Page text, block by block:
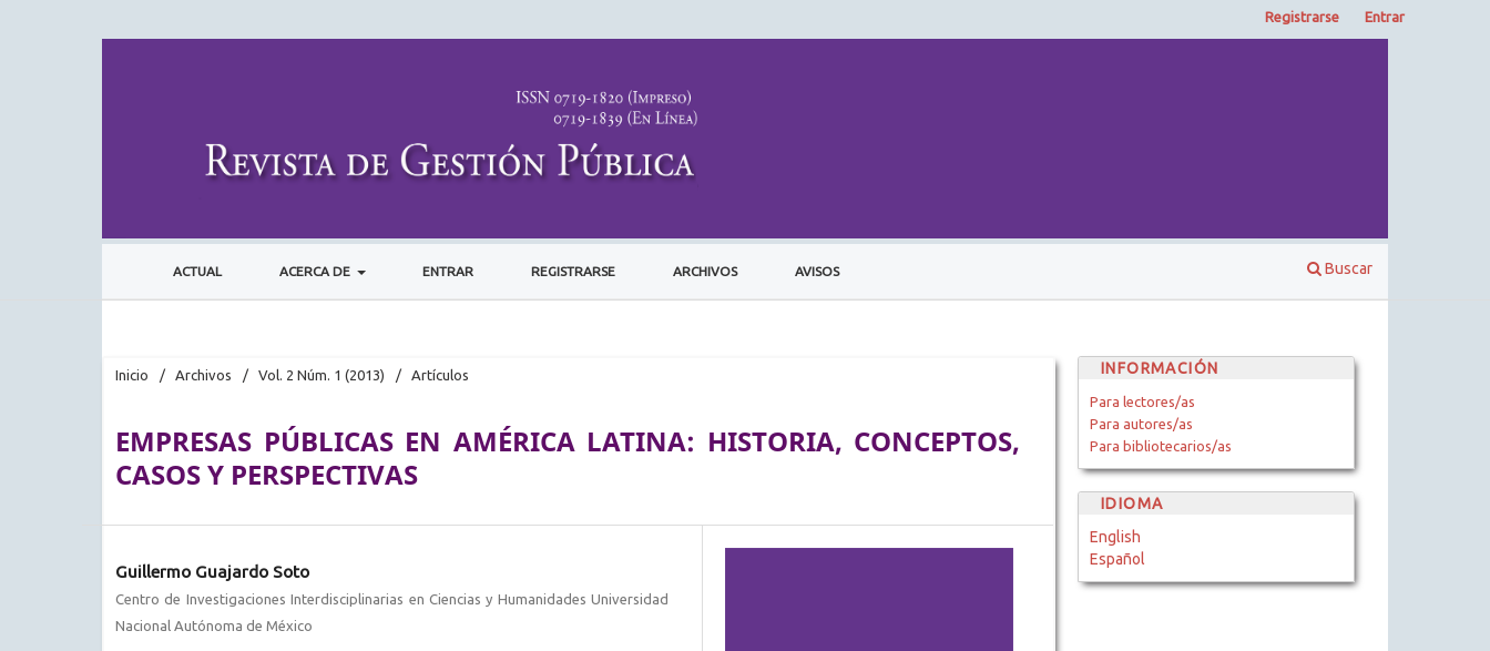
ACTUAL ACERCA DE ENTRAR REGISTRARSE ARCHIVOS AVISOS Buscar
Registrarse Entrar
Inicio / Archivos / Vol. 2 Núm. 1 (2013) / Artículos
EMPRESAS PÚBLICAS EN AMÉRICA LATINA: HISTORIA, CONCEPTOS,
CASOS Y PERSPECTIVAS
Guillermo Guajardo Soto
Centro de Investigaciones Interdisciplinarias en Ciencias y Humanidades Universidad
Nacional Autónoma de México
INFORMACIÓN
Para lectores/as
Para autores/as
Para bibliotecarios/as
IDIOMA
English
Español